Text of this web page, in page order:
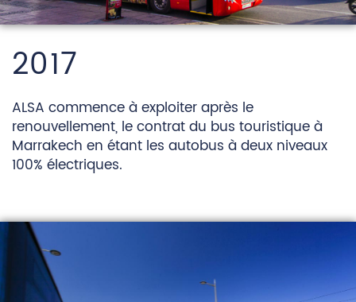
2017
ALSA commence à exploiter après le
renouvellement, le contrat du bus touristique à
Marrakech en étant les autobus à deux niveaux
100% électriques.